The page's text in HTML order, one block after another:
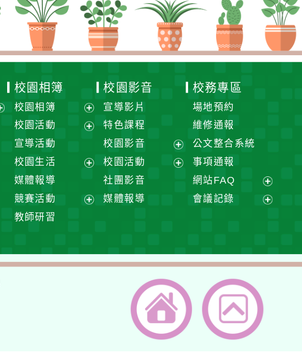
校園相簿
校園相簿
展
開
單
校園活動
選
宣導活動
校園生活
選
媒體報導
競賽活動
單
教師研習
校園影音
宣導影片
特色課程
校園影音
展
校園活動
社團影音
媒體報導
校務專區
場地預約
維修通報
公文整合系統
事項通報
網站FAQ
展
開
會議記錄
單